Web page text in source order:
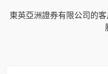
東英亞洲證券有限公司的